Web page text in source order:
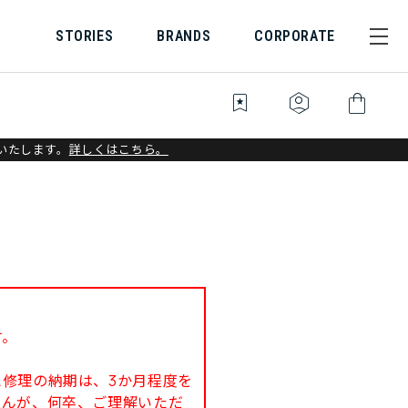
STORIES BRANDS CORPORATE
bookmark_star identity_platform shopping_bag
します。 詳しくはこちら。
理の納期は、3か月程度を
が、何卒、ご理解いただ